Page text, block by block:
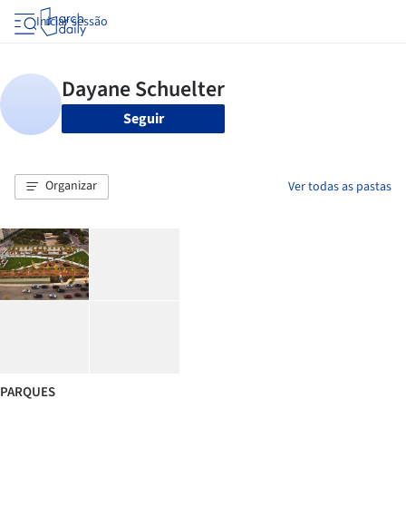
Iniciar sessão
Seguir
Organizar Ver todas as pastas
PARQUES